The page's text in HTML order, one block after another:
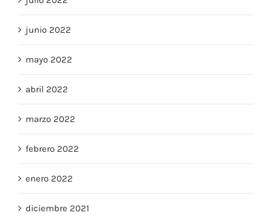
julio 2022
junio 2022
mayo 2022
abril 2022
marzo 2022
febrero 2022
enero 2022
diciembre 2021